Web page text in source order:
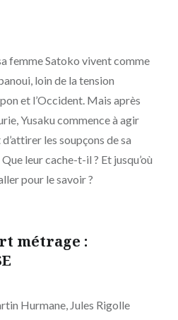
femme Satoko vivent comme
loin de la tension
et l’Occident. Mais après
Yusaku commence à agir
les soupçons de sa
leur cache-t-il ? Et jusqu’où
pour le savoir ?
métrage :
Hurmane, Jules Rigolle